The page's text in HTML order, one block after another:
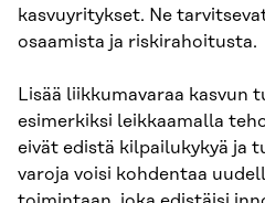
kasvuyritykset. Ne
osaamista ja riskirahoitusta.
Lisää liikkumavaraa kasvun
esimerkiksi leikkaamalla
eivät edistä kilpailukykyä ja
varoja voisi kohdentaa